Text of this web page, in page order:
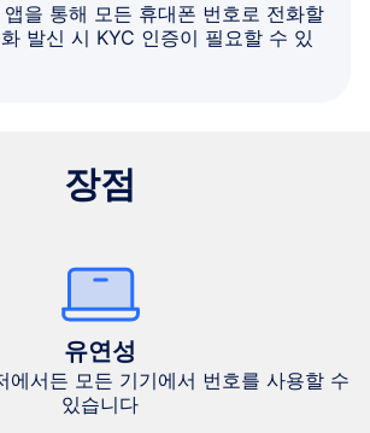
을 통해 모든 휴대폰 번호로 전화할
발신 시 KYC 인증이 필요할 수 있
장점
유연성
에서든 모든 기기에서 번호를 사용할 수
있습니다